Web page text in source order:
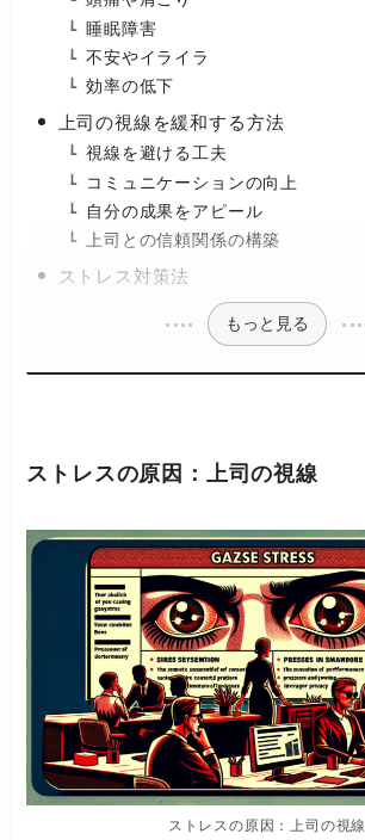
睡眠障害
不安やイライラ
効率の低下
上司の視線を緩和する方法
視線を避ける工夫
コミュニケーションの向上
自分の成果をアピール
上司との信頼関係の構築
ストレス対策法
もっと見る
ストレスの原因：上司の視線
ストレスの原因：上司の視線